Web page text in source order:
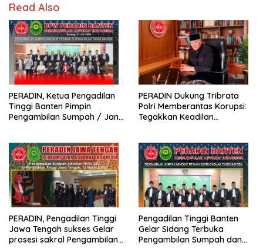
Read Also
PERADIN, Ketua Pengadilan
Tinggi Banten Pimpin
Pengambilan Sumpah / Janji
PERADIN Dukung Tribrata
Polri Memberantas Korupsi:
Tegakkan Keadilan
PERADIN, Pengadilan Tinggi
Jawa Tengah sukses Gelar
prosesi sakral Pengambilan
Pengadilan Tinggi Banten
Gelar Sidang Terbuka
Pengambilan Sumpah dan